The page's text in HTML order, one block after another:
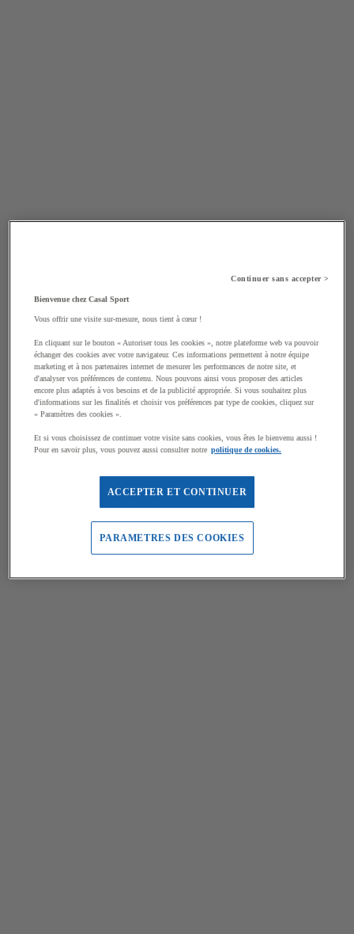
Continuer sans accepter >
Bienvenue chez Casal Sport
Vous offrir une visite sur-mesure, nous tient à cœur !
En cliquant sur le bouton « Autoriser tous les cookies », notre plateforme web va pouvoir
échanger des cookies avec votre navigateur. Ces informations permettent à notre équipe
marketing et à nos partenaires internet de mesurer les performances de notre site, et
d'analyser vos préférences de contenu. Nous pouvons ainsi vous proposer des articles
encore plus adaptés à vos besoins et de la publicité appropriée. Si vous souhaitez plus
d'informations sur les finalités et choisir vos préférences par type de cookies, cliquez sur
« Paramètres des cookies ».
Et si vous choisissez de continuer votre visite sans cookies, vous êtes le bienvenu aussi !
Pour en savoir plus, vous pouvez aussi consulter notre politique de cookies.
ACCEPTER ET CONTINUER
PARAMETRES DES COOKIES